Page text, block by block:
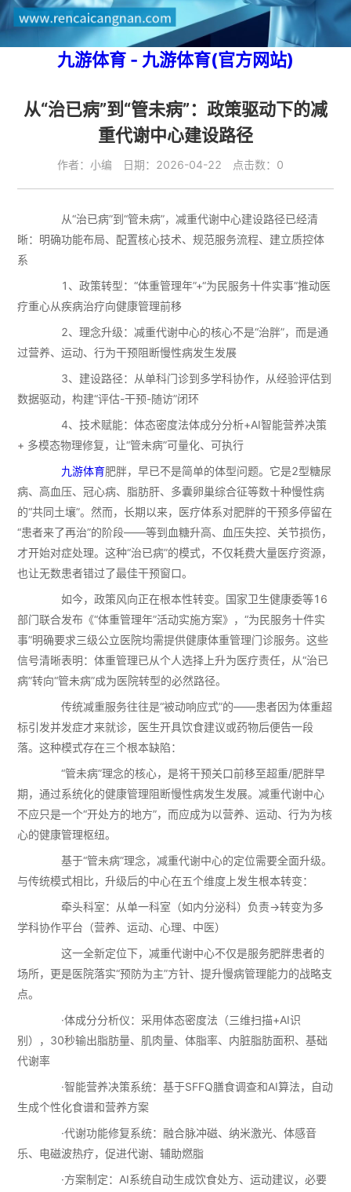
九游体育 - 九游体育(官方网站)
从“治已病”到“管未病”：政策驱动下的减
重代谢中心建设路径
作者：小编 日期：2026-04-22 点击数：0
从“治已病”到“管未病”，减重代谢中心建设路径已经清
晰：明确功能布局、配置核心技术、规范服务流程、建立质控体
系
1、政策转型：“体重管理年”+“为民服务十件实事”推动医
疗重心从疾病治疗向健康管理前移
2、理念升级：减重代谢中心的核心不是“治胖”，而是通
过营养、运动、行为干预阻断慢性病发生发展
3、建设路径：从单科门诊到多学科协作，从经验评估到
数据驱动，构建“评估-干预-随访”闭环
4、技术赋能：体态密度法体成分分析+AI智能营养决策
+ 多模态物理修复，让“管未病”可量化、可执行
九游体育肥胖，早已不是简单的体型问题。它是2型糖尿
病、高血压、冠心病、脂肪肝、多囊卵巢综合征等数十种慢性病
的“共同土壤”。然而，长期以来，医疗体系对肥胖的干预多停留在
“患者来了再治”的阶段——等到血糖升高、血压失控、关节损伤，
才开始对症处理。这种“治已病”的模式，不仅耗费大量医疗资源，
也让无数患者错过了最佳干预窗口。
如今，政策风向正在根本性转变。国家卫生健康委等16
部门联合发布《“体重管理年”活动实施方案》，“为民服务十件实
事”明确要求三级公立医院均需提供健康体重管理门诊服务。这些
信号清晰表明：体重管理已从个人选择上升为医疗责任，从“治已
病”转向“管未病”成为医院转型的必然路径。
传统减重服务往往是“被动响应式”的——患者因为体重超
标引发并发症才来就诊，医生开具饮食建议或药物后便告一段
落。这种模式存在三个根本缺陷：
“管未病”理念的核心，是将干预关口前移至超重/肥胖早
期，通过系统化的健康管理阻断慢性病发生发展。减重代谢中心
不应只是一个“开处方的地方”，而应成为以营养、运动、行为为核
心的健康管理枢纽。
基于“管未病”理念，减重代谢中心的定位需要全面升级。
与传统模式相比，升级后的中心在五个维度上发生根本转变：
牵头科室：从单一科室（如内分泌科）负责→转变为多
学科协作平台（营养、运动、心理、中医）
这一全新定位下，减重代谢中心不仅是服务肥胖患者的
场所，更是医院落实“预防为主”方针、提升慢病管理能力的战略支
点。
·体成分分析仪：采用体态密度法（三维扫描+AI识
别），30秒输出脂肪量、肌肉量、体脂率、内脏脂肪面积、基础
代谢率
·智能营养决策系统：基于SFFQ膳食调查和AI算法，自动
生成个性化食谱和营养方案
·代谢功能修复系统：融合脉冲磁、纳米激光、体感音
乐、电磁波热疗，促进代谢、辅助燃脂
·方案制定：AI系统自动生成饮食处方、运动建议，必要